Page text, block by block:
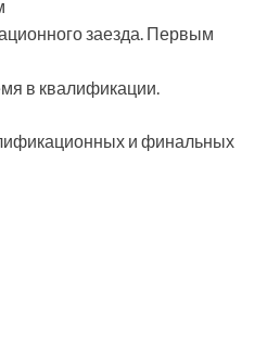
заезда. Первым
в квалификации.
и финальных